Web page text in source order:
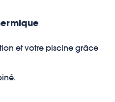
et votre piscine grâce